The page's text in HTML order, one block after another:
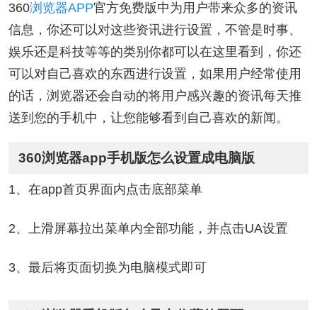
360浏览器APP官方免费版中为用户带来众多的资讯
信息，你还可以对这些资讯进行设置，不管是时事、
娱乐还是科技等等的类别你都可以在这里看到，你还
可以对自己喜欢的东西进行设置，如果用户经常使用
的话，浏览器还会自动的将用户感兴趣的资讯每天推
送到您的手机中，让您能够看到自己喜欢的新闻。
360浏览器app手机版怎么设置成电脑版
1、在app首页界面内点击底部菜单
2、上滑屏幕拉出菜单内全部功能，并点击UA设置
3、最后将页面切换为电脑模式即可